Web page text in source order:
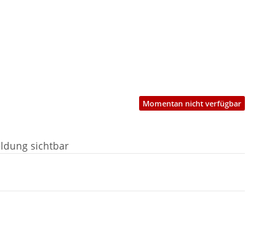
Momentan nicht verfügbar
sichtbar